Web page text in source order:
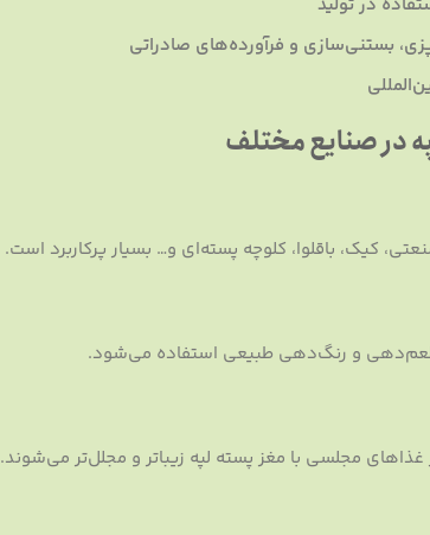
بستنی‌سازی و فرآورده‌های صادراتی
در صنایع مختلف
کیک، باقلوا، کلوچه پسته‌ای و… بسیار پرکاربرد است.
طعم‌دهی و رنگ‌دهی طبیعی استفاده می‌شود.
مجلسی با مغز پسته لپه زیباتر و مجلل‌تر می‌شوند.